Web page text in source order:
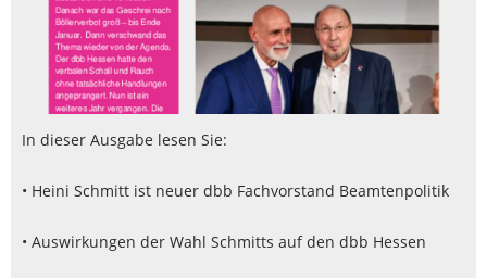
In dieser Ausgabe lesen Sie:
• Heini Schmitt ist neuer dbb Fachvorstand Beamtenpolitik
• Auswirkungen der Wahl Schmitts auf den dbb Hessen